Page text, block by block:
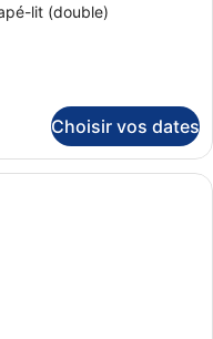
lit (double)
Choisir vos dates
chambre d’hôtel